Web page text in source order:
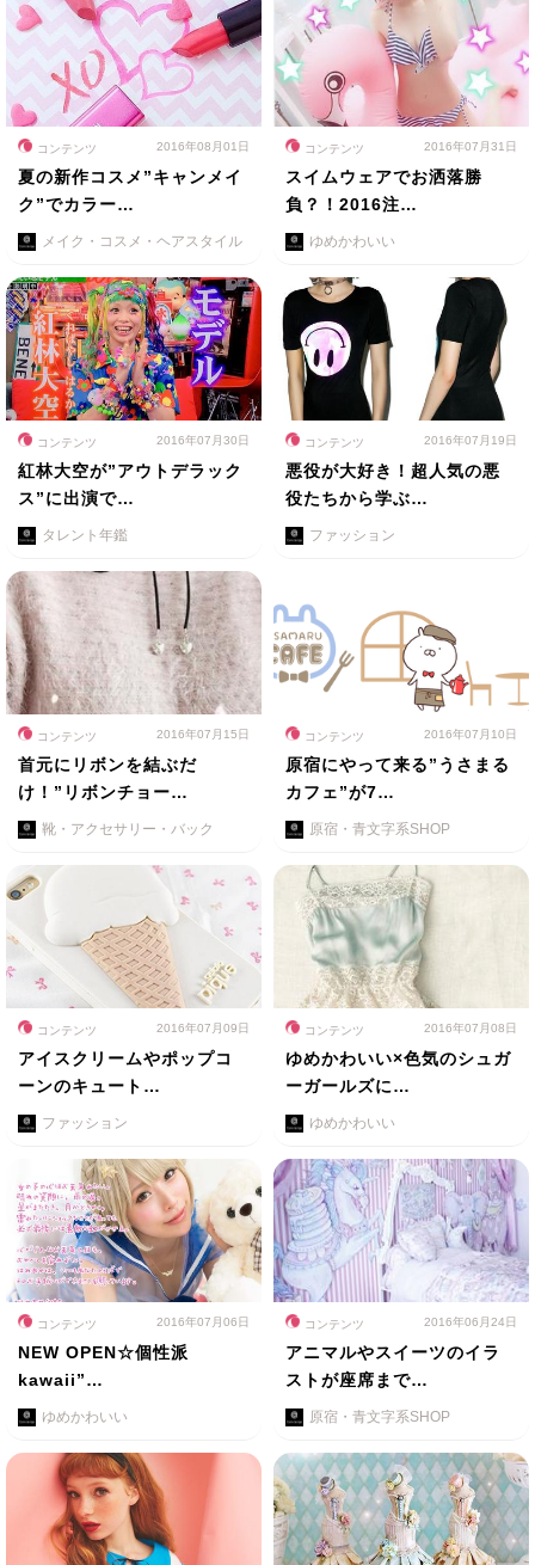
コンテンツ 2016年08月01日
夏の新作コスメ”キャンメイ
ク”でカラー…
メイク・コスメ・ヘアスタイル
コンテンツ 2016年07月31日
スイムウェアでお洒落勝
負？！2016注…
ゆめかわいい
コンテンツ 2016年07月30日
紅林大空が”アウトデラック
ス”に出演で…
タレント年鑑
コンテンツ 2016年07月19日
悪役が大好き！超人気の悪
役たちから学ぶ…
ファッション
コンテンツ 2016年07月15日
首元にリボンを結ぶだ
け！”リボンチョー…
靴・アクセサリー・バック
コンテンツ 2016年07月10日
原宿にやって来る”うさまる
カフェ”が7…
原宿・青文字系SHOP
コンテンツ 2016年07月09日
アイスクリームやポップコ
ーンのキュート…
ファッション
コンテンツ 2016年07月08日
ゆめかわいい×色気のシュガ
ーガールズに…
ゆめかわいい
コンテンツ 2016年07月06日
NEW OPEN☆個性派
kawaii”…
ゆめかわいい
コンテンツ 2016年06月24日
アニマルやスイーツのイラ
ストが座席まで…
原宿・青文字系SHOP